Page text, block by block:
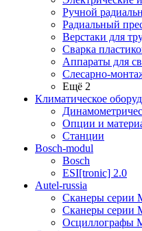
Ручной
Радиальный
Верстаки для
Сварка
Аппараты для
Слесарно-
Ещё 2
Климатическое
Опции и
Станции
Bosch-modul
Bosch
ESI[tronic] 2.0
Autel-russia
Сканеры серии
Сканеры серии
Осциллографы